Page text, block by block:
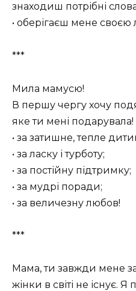
знаходиш потрібні
• оберігаєш мене своєю
***
Мила мамусю!
В першу чергу хочу
яке ти мені
• за затишне, тепле
• за ласку і турботу;
• за постійну підтримку;
• за мудрі поради;
• за величезну любов!
***
Мама, ти завжди мене
жінки в світі не існує.